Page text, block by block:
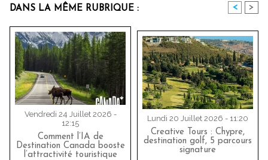
DANS LA MÊME RUBRIQUE : < >
Vendredi 24 Juillet 2026 -
12:15
Comment l’IA de
Destination Canada booste
l’attractivité touristique
Lundi 20 Juillet 2026 - 11:20
Creative Tours : Chypre,
destination golf, 5 parcours
signature